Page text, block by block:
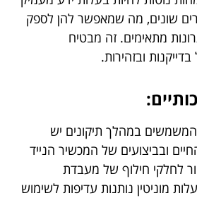
שונים, מה שמאפשר להן לספק
מתאימים. זה מבטיח
ובזהירות.
המשמשים במהלך תיקונים יש
ובביצועים של המכשיר הנייד
לחלקי חילוף של מעבדת
מוניטין נותנות עדיפות לשימוש